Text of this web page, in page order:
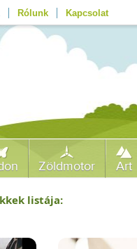
Rólunk Kapcsolat
Zöldmotor Art
listája: